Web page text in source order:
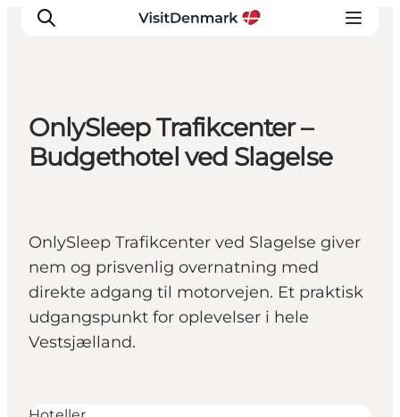
Inspiration
Destinationer
Planlæg ferien
OnlySleep Trafikcenter –
Budgethotel ved Slagelse
OnlySleep Trafikcenter ved Slagelse giver
nem og prisvenlig overnatning med
direkte adgang til motorvejen. Et praktisk
udgangspunkt for oplevelser i hele
Vestsjælland.